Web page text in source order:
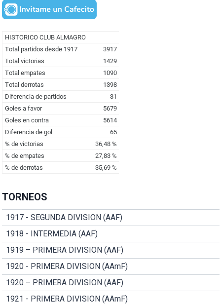
TORNEOS
1917 - SEGUNDA DIVISION (AAF)
1918 - INTERMEDIA (AAF)
1919 – PRIMERA DIVISION (AAF)
1920 - PRIMERA DIVISION (AAmF)
1920 – PRIMERA DIVISION (AAF)
1921 - PRIMERA DIVISION (AAmF)